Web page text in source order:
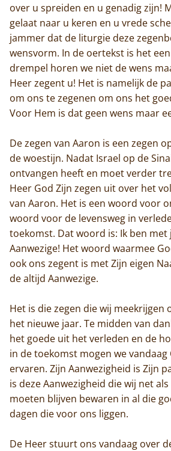
Trappisten
De abdij
Actueel
Monnik
over u spreiden en u genadig zijn!
gelaat naar u keren en u vrede
jammer dat de liturgie deze
wensvorm. In de oertekst is het
drempel horen we niet de wens
Heer zegent u! Het is namelijk de
om ons te zegenen om ons het
Voor Hem is dat geen wens maar
De zegen van Aaron is een zegen
de woestijn. Nadat Israel op de
ontvangen heeft en moet verder
Heer God Zijn zegen uit over het
van Aaron. Het is een woord voor
woord voor de levensweg in
toekomst. Dat woord is: Ik ben met
Aanwezige! Het woord waarmee
ook ons zegent is met Zijn eigen
de altijd Aanwezige.
Het is die zegen die wij meekrijgen
het nieuwe jaar. Te midden van
het goede uit het verleden en de
in de toekomst mogen we vandaag
ervaren. Zijn Aanwezigheid is Zijn
is deze Aanwezigheid die wij net
moeten blijven bewaren in al die
dagen die voor ons liggen.
De Heer stuurt ons vandaag over